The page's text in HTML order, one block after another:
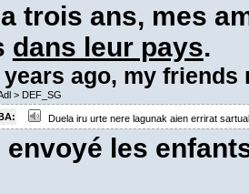
trois ans, mes
dans leur pays.
years ago, my
> DEF_SG
Duela iru urte nere lagunak aien errirat
envoyé les